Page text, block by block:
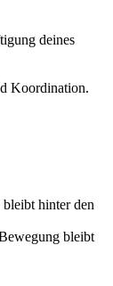
deines
Koordination.
hinter den
bleibt